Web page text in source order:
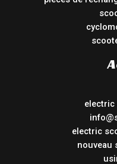
electric
nouveau